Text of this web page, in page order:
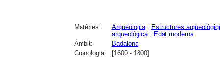
Matèries: Arqueologia; Estructures
arqueològica; Edat moderna
Àmbit:
Badalona
Cronologia:
[1600 - 1800]